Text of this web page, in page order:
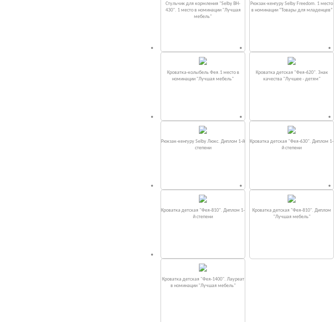
Стульчик для кормления "Selby BH-
430". 1 место в номинации "Лучшая
мебель"
Рюкзак-кенгуру Selby Freedom. 1 место
в номинации “Товары для младенцев”
Кроватка-колыбель Фея.1 место в
номинации "Лучшая мебель"
Кроватка детская "Фея-620". Знак
качества "Лучшее - детям"
Рюкзак-кенгуру Selby Люкс. Диплом 1-й
степени
Кроватка детская "Фея-630". Диплом 1-
й степени
Кроватка детская "Фея-810". Диплом 1-
й степени
Кроватка детская "Фея-810". Диплом
"Лучшая мебель"
Кроватка детская "Фея-1400". Лауреат
в номинации "Лучшая мебель"